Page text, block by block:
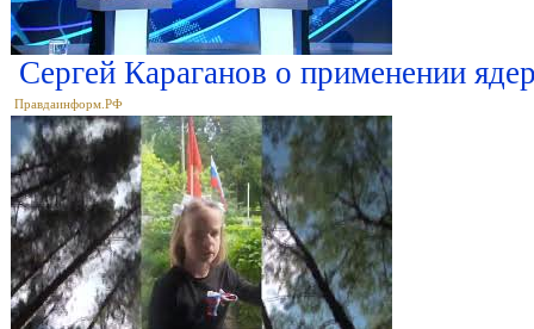
Сергей Караганов о применении
Правдаинформ.РФ